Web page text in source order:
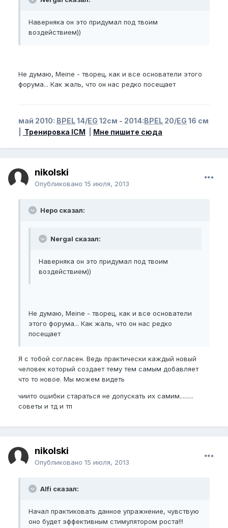
Наверняка он это придумал под твоим
воздействием))
Не думаю, Meine - творец, как и все основатели этого
форума... Как жаль, что он нас редко посещает
май 2010: BPEL14/EG 12см - 2014:BPEL 20/EG 16 см
Тренировка ICM Мне пишите сюда
nikolski
Опубликовано 15 июля, 2013
Неро сказал:
Nergal сказал:
Наверняка он это придумал под твоим
воздействием))
Не думаю, Meine - творец, как и все основатели
этого форума... Как жаль, что он нас редко
посещает
Я с тобой согласен. Ведь практически каждый новый
человек который создает тему тем самым добавляет
что то новое. Мы можем видеть
чиито ошибки стараться не допускать их самим.........
советы и тд и тп
nikolski
Опубликовано 15 июля, 2013
Alfi сказал:
Начал практиковать данное упражнение, чувствую
оно будет эффективным стимулятором роста!!!